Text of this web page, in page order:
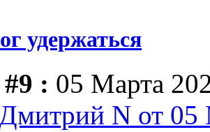
удержаться
: 05 Марта
N от